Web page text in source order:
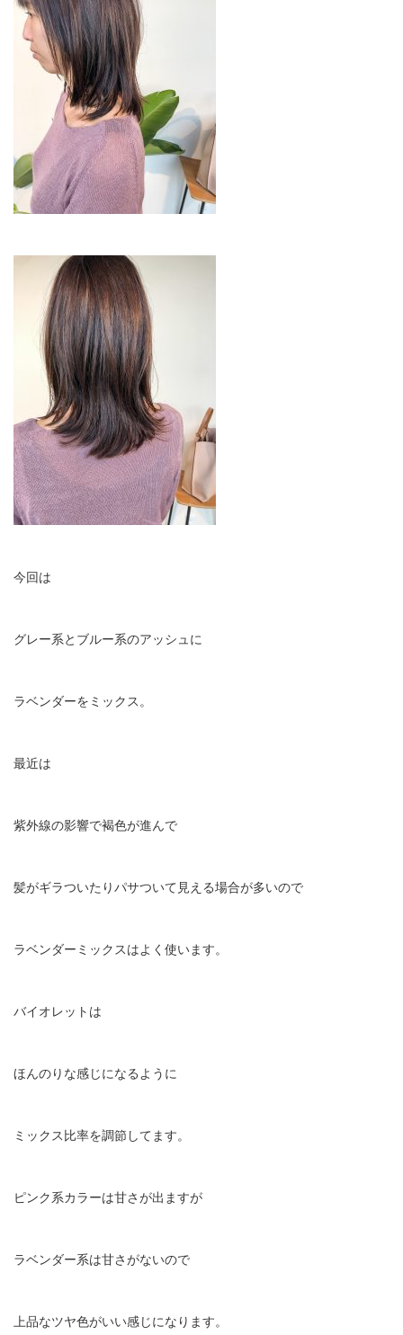
今回は
グレー系とブルー系のアッシュに
ラベンダーをミックス。
最近は
紫外線の影響で褐色が進んで
髪がギラついたりパサついて見える場合が多いので
ラベンダーミックスはよく使います。
バイオレットは
ほんのりな感じになるように
ミックス比率を調節してます。
ピンク系カラーは甘さが出ますが
ラベンダー系は甘さがないので
上品なツヤ色がいい感じになります。